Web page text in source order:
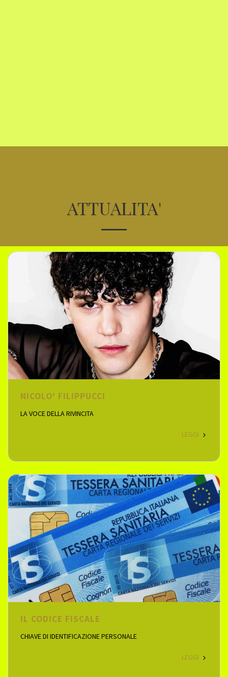
ATTUALITA'
NICOLO' FILIPPUCCI
LA VOCE DELLA RIVINCITA
LEGGI
IL CODICE FISCALE
CHIAVE DI IDENTIFICAZIONE PERSONALE
LEGGI